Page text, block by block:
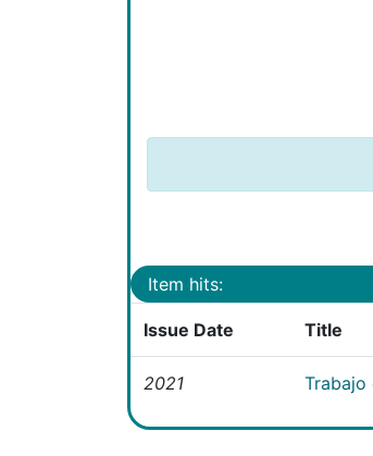
Item hits:
Issue Date Title
2021